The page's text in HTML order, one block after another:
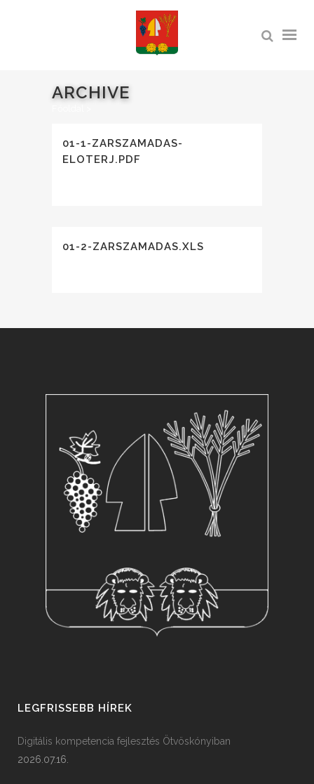
ARCHIVE
01-1-ZARSZAMADAS-
ELOTERJ.PDF
01-2-ZARSZAMADAS.XLS
LEGFRISSEBB HÍREK
Digitális kompetencia fejlesztés Ötvöskónyiban
2026.07.16.